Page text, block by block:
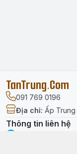
TanTrung.Com
091 769 0196
Địa chỉ: Ấp Trung
Thông tin liên hệ